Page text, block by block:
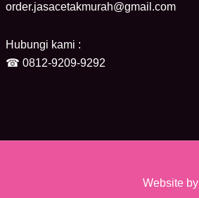
order.jasacetakmurah@gmail.com
Hubungi kami :
☎ 0812-9209-9292
Website by